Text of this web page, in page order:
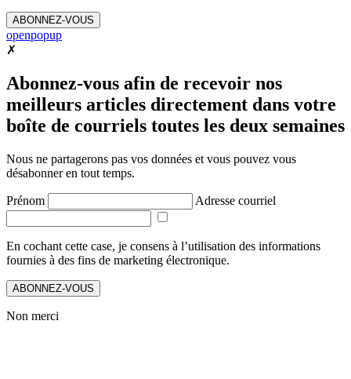
ABONNEZ-VOUS
openpopup
✗
Abonnez-vous afin de recevoir nos
meilleurs articles directement dans votre
boîte de courriels toutes les deux semaines
Nous ne partagerons pas vos données et vous pouvez vous
désabonner en tout temps.
Prénom Adresse courriel
En cochant cette case, je consens à l’utilisation des informations
fournies à des fins de marketing électronique.
ABONNEZ-VOUS
Non merci